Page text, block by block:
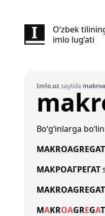
O‘zbek
imlo lug‘ati
Imlo.uzsaytida
Bo‘g‘inlarga
MAKROAGREGAT
МАКРОАГРЕГАТ
MAKROAGREGAT
MAKROAGREGAT